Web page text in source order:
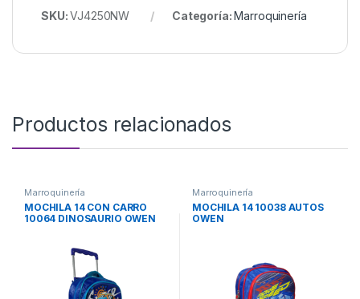
SKU:VJ4250NW Categoría:Marroquinería
Productos relacionados
Marroquinería
MOCHILA 14 CON CARRO
10064 DINOSAURIO OWEN
Marroquinería
MOCHILA 14 10038 AUTOS
OWEN